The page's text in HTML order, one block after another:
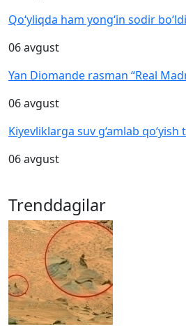
Qo‘yliqda ham yong‘in sodir bo‘ldi
06 avgust
Yan Diomande rasman “Real
06 avgust
Kiyevliklarga suv g‘amlab qo‘yish
06 avgust
Trenddagilar